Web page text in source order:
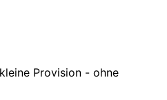
Provision - ohne